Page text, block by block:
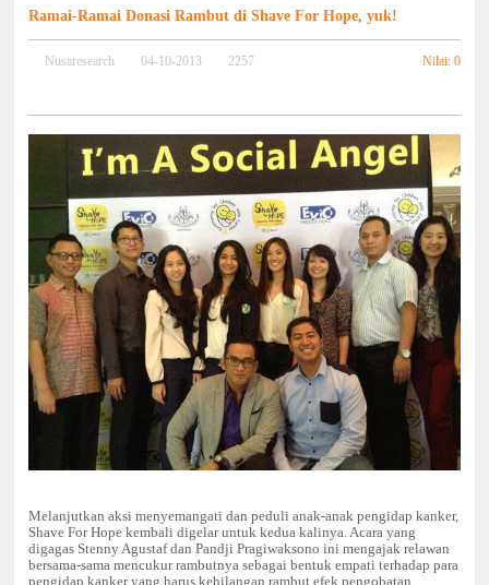
Ramai-Ramai Donasi Rambut di Shave For Hope, yuk!
Nusaresearch 04-10-2013 2257 Nilai: 0
Melanjutkan aksi menyemangati dan peduli anak-anak pengidap kanker,
Shave For Hope kembali digelar untuk kedua kalinya. Acara yang
digagas Stenny Agustaf dan Pandji Pragiwaksono ini mengajak relawan
bersama-sama mencukur rambutnya sebagai bentuk empati terhadap para
pengidap kanker yang harus kehilangan rambut efek pengobatan